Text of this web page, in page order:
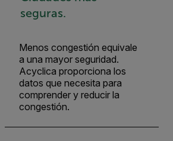
seguras.
Menos congestión equivale
a una mayor seguridad.
Acyclica proporciona los
datos que necesita para
comprender y reducir la
congestión.